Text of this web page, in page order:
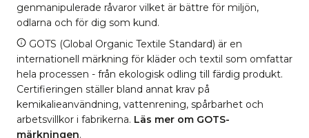
genmanipulerade råvaror vilket är bättre för miljön,
odlarna och för dig som kund.
GOTS (Global Organic Textile Standard) är en
internationell märkning för kläder och textil som omfattar
hela processen - från ekologisk odling till färdig produkt.
Certifieringen ställer bland annat krav på
kemikalieanvändning, vattenrening, spårbarhet och
arbetsvillkor i fabrikerna. Läs mer om GOTS-
märkningen.